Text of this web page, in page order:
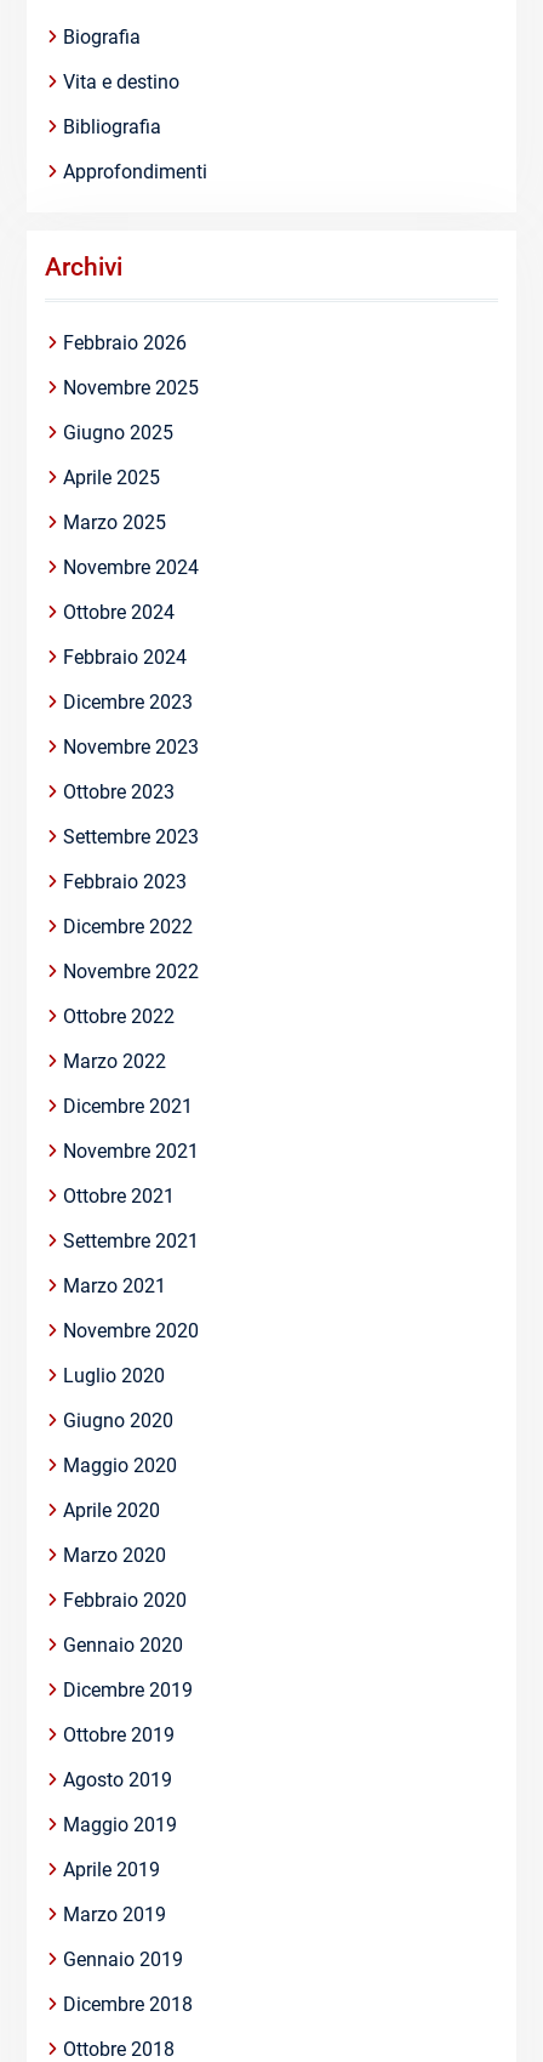
Biografia
Vita e destino
Bibliografia
Approfondimenti
Archivi
Febbraio 2026
Novembre 2025
Giugno 2025
Aprile 2025
Marzo 2025
Novembre 2024
Ottobre 2024
Febbraio 2024
Dicembre 2023
Novembre 2023
Ottobre 2023
Settembre 2023
Febbraio 2023
Dicembre 2022
Novembre 2022
Ottobre 2022
Marzo 2022
Dicembre 2021
Novembre 2021
Ottobre 2021
Settembre 2021
Marzo 2021
Novembre 2020
Luglio 2020
Giugno 2020
Maggio 2020
Aprile 2020
Marzo 2020
Febbraio 2020
Gennaio 2020
Dicembre 2019
Ottobre 2019
Agosto 2019
Maggio 2019
Aprile 2019
Marzo 2019
Gennaio 2019
Dicembre 2018
Ottobre 2018